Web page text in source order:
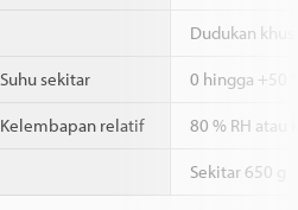
Dudukan
Suhu sekitar 0 hingga +50
Kelembapan relatif 80 % RH atau
Sekitar 650 g